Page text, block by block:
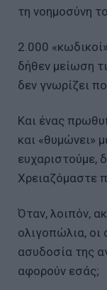
τη νοημοσύνη
2.000
δήθεν μείωση
δεν γνωρίζει
Και ένας
και «θυμώνει»
ευχαριστούμε,
Χρειαζόμαστε
Όταν, λοιπόν,
ολιγοπώλια, οι
ασυδοσία της
αφορούν εσάς;